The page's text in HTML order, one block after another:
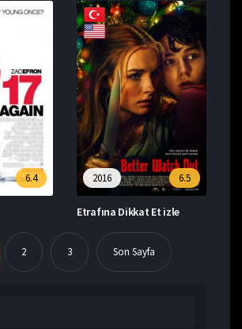
6.4 6.5
2016
Etrafına Dikkat Et izle
2 3 Son Sayfa